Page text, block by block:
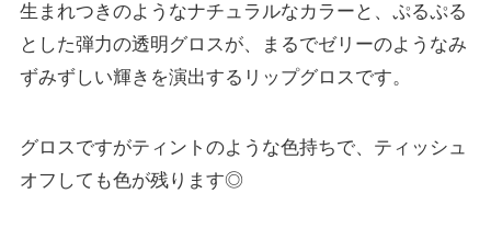
生まれつきのようなナチュラルなカラーと、ぷるぷる
とした弾力の透明グロスが、まるでゼリーのようなみ
ずみずしい輝きを演出するリップグロスです。
グロスですがティントのような色持ちで、ティッシュ
オフしても色が残ります◎